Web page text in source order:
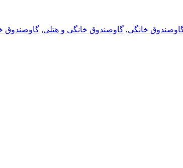
خانگی, گاوصندوق خانگی و هتلی, گاوصندوق